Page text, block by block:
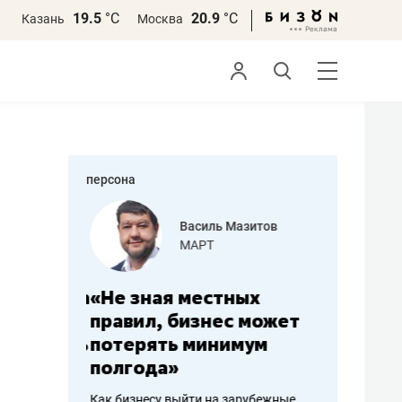
Казань 19.5 °С Москва 20.9 °С
персона
Василь Мазитов
МАРТ
«Не зная местных
правил, бизнес может
потерять минимум
полгода»